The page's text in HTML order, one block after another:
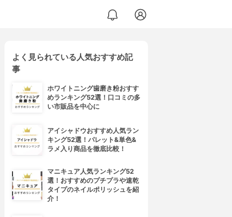
よく見られている人気おすすめ記
事
ホワイトニング歯磨き粉おすす
めランキング52選！口コミの多
い市販品を中心に
アイシャドウおすすめ人気ラン
キング52選！パレット&単色&
ラメ入り商品を徹底比較！
マニキュア人気ランキング52
選！おすすめのプチプラや速乾
タイプのネイルポリッシュを紹
介！